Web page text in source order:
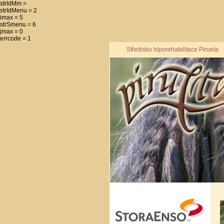
strIdMm =
strIdMenu = 2
imax = 5
strSmenu = 6
jmax = 0
errcode = 1
Středisko hiporehabilitace Pirueta